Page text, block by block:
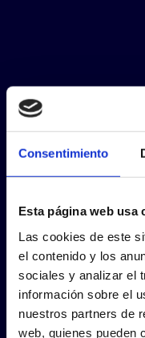
Consentimiento
Esta página web usa
Las cookies de este
el contenido y los
sociales y analizar el
información sobre el
nuestros partners de
web, quienes pueden